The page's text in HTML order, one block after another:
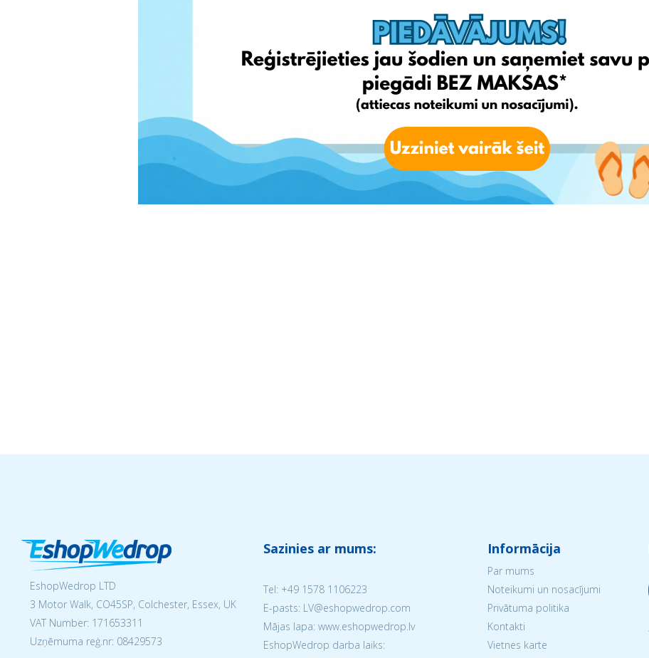
EshopWedrop LTD
3 Motor Walk, CO45SP, Colchester, Essex, UK
VAT Number: 171653311
Uzņēmuma reģ.nr: 08429573
Sazinies ar mums:
Tel: +49 1578 1106223
E-pasts: LV@eshopwedrop.com
Mājas lapa: www.eshopwedrop.lv
EshopWedrop darba laiks:
Informācija
Par mums
Noteikumi un nosacījumi
Privātuma politika
Kontakti
Vietnes karte